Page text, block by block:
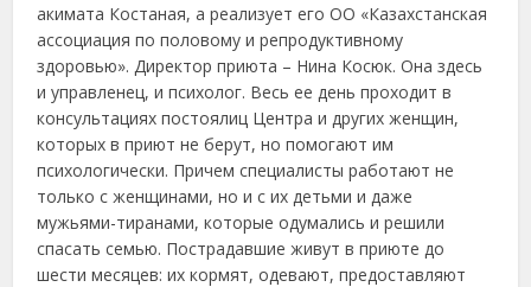
акимата Костаная, а реализует его ОО «Казахстанская
ассоциация по половому и репродуктивному
здоровью». Директор приюта – Нина Косюк. Она здесь
и управленец, и психолог. Весь ее день проходит в
консультациях постоялиц Центра и других женщин,
которых в приют не берут, но помогают им
психологически. Причем специалисты работают не
только с женщинами, но и с их детьми и даже
мужьями-тиранами, которые одумались и решили
спасать семью. Пострадавшие живут в приюте до
шести месяцев: их кормят, одевают, предоставляют